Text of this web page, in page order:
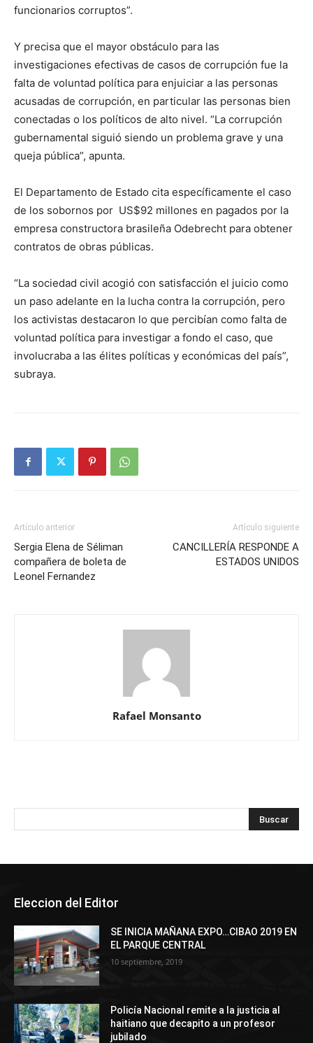
funcionarios corruptos”.
Y precisa que el mayor obstáculo para las
investigaciones efectivas de casos de corrupción fue la
falta de voluntad política para enjuiciar a las personas
acusadas de corrupción, en particular las personas bien
conectadas o los políticos de alto nivel. “La corrupción
gubernamental siguió siendo un problema grave y una
queja pública”, apunta.
El Departamento de Estado cita específicamente el caso
de los sobornos por US$92 millones en pagados por la
empresa constructora brasileña Odebrecht para obtener
contratos de obras públicas.
“La sociedad civil acogió con satisfacción el juicio como
un paso adelante en la lucha contra la corrupción, pero
los activistas destacaron lo que percibían como falta de
voluntad política para investigar a fondo el caso, que
involucraba a las élites políticas y económicas del país”,
subraya.
Artículo anterior
Sergia Elena de Séliman
compañera de boleta de
Leonel Fernandez
Artículo siguiente
CANCILLERÍA RESPONDE A
ESTADOS UNIDOS
Rafael Monsanto
Eleccion del Editor
SE INICIA MAÑANA EXPO…CIBAO 2019 EN
EL PARQUE CENTRAL
10 septiembre, 2019
Policía Nacional remite a la justicia al
haitiano que decapito a un profesor
jubilado